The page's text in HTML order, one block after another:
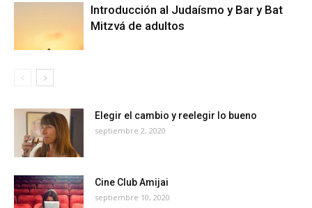
Introducción al Judaísmo y Bar y Bat
Mitzvá de adultos
Elegir el cambio y reelegir lo bueno
septiembre 2, 2020
Cine Club Amijai
septiembre 10, 2020